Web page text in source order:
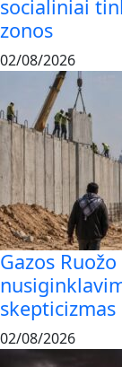
socialiniai
zonos
02/08/2026
Gazos
02/08/2026